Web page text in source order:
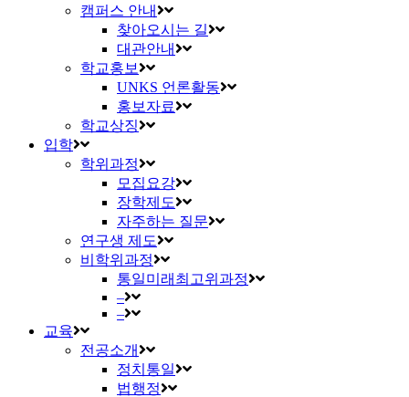
캠퍼스 안내
찾아오시는 길
대관안내
학교홍보
UNKS 언론활동
홍보자료
학교상징
입학
학위과정
모집요강
장학제도
자주하는 질문
연구생 제도
비학위과정
통일미래최고위과정
–
–
교육
전공소개
정치통일
법행정